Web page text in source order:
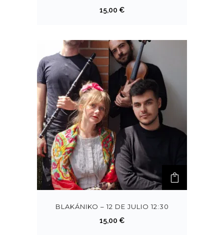
15,00 €
BLAKÁNIKO – 12 DE JULIO 12:30
15,00 €